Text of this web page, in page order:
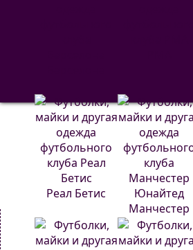
Реал Бетис
Манчестер
Юнайтед